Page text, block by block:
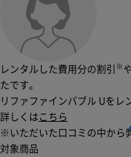
レンタルした費用分の割引 ※
たです。
リファファインバブル Uを
詳しくは こちら
※いただいた口コミの中から
対象商品